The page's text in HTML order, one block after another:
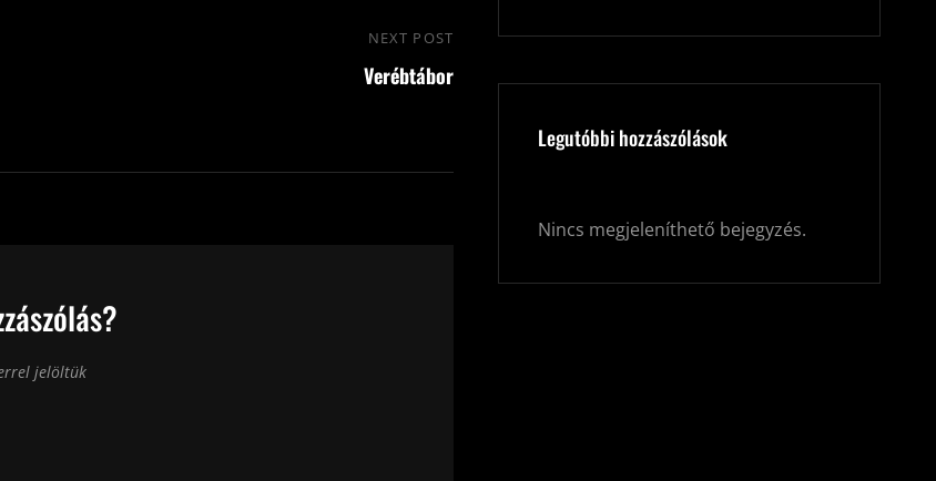
Next
Post
NEXT POST
Verébtábor
jelöltük
Legutóbbi hozzászólások
Nincs megjeleníthető bejegyzés.